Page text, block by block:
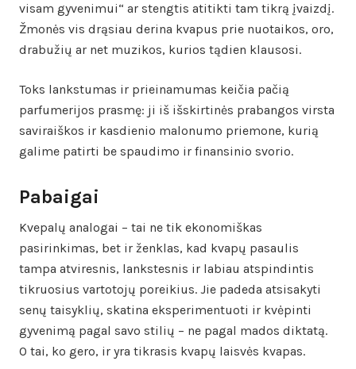
visam gyvenimui“ ar stengtis atitikti tam tikrą įvaizdį.
Žmonės vis drąsiau derina kvapus prie nuotaikos, oro,
drabužių ar net muzikos, kurios tądien klausosi.
Toks lankstumas ir prieinamumas keičia pačią
parfumerijos prasmę: ji iš išskirtinės prabangos virsta
saviraiškos ir kasdienio malonumo priemone, kurią
galime patirti be spaudimo ir finansinio svorio.
Pabaigai
Kvepalų analogai – tai ne tik ekonomiškas
pasirinkimas, bet ir ženklas, kad kvapų pasaulis
tampa atviresnis, lankstesnis ir labiau atspindintis
tikruosius vartotojų poreikius. Jie padeda atsisakyti
senų taisyklių, skatina eksperimentuoti ir kvėpinti
gyvenimą pagal savo stilių – ne pagal mados diktatą.
O tai, ko gero, ir yra tikrasis kvapų laisvės kvapas.